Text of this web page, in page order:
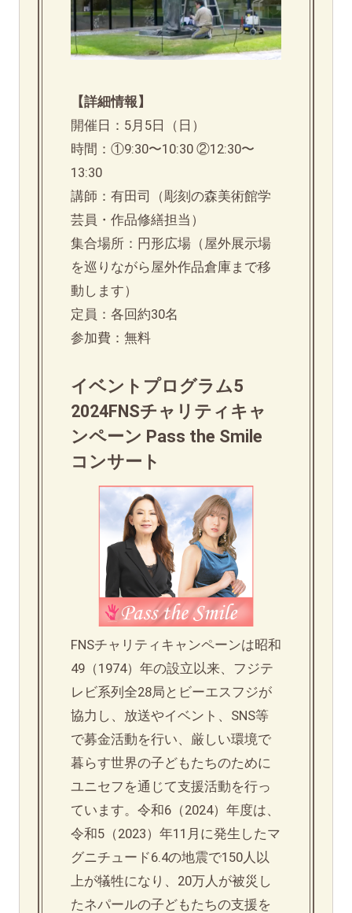
【詳細情報】
開催日：5月5日（日）
時間：①9:30〜10:30 ②12:30〜
13:30
講師：有田司（彫刻の森美術館学
芸員・作品修繕担当）
集合場所：円形広場（屋外展示場
を巡りながら屋外作品倉庫まで移
動します）
定員：各回約30名
参加費：無料
イベントプログラム5
2024FNSチャリティキャ
ンペーン Pass the Smile
コンサート
FNSチャリティキャンペーンは昭和
49（1974）年の設立以来、フジテ
レビ系列全28局とビーエスフジが
協力し、放送やイベント、SNS等
で募金活動を行い、厳しい環境で
暮らす世界の子どもたちのために
ユニセフを通じて支援活動を行っ
ています。令和6（2024）年度は、
令和5（2023）年11月に発生したマ
グニチュード6.4の地震で150人以
上が犠牲になり、20万人が被災し
たネパールの子どもたちの支援を